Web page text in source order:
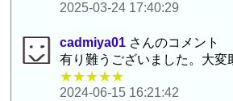
2025-03-24 17:40:29
cadmiya01 さんのコメント
有り難うございました。大変
★★★★★
2024-06-15 16:21:42